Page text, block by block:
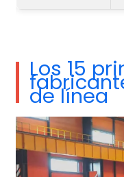
Los 15
de línea